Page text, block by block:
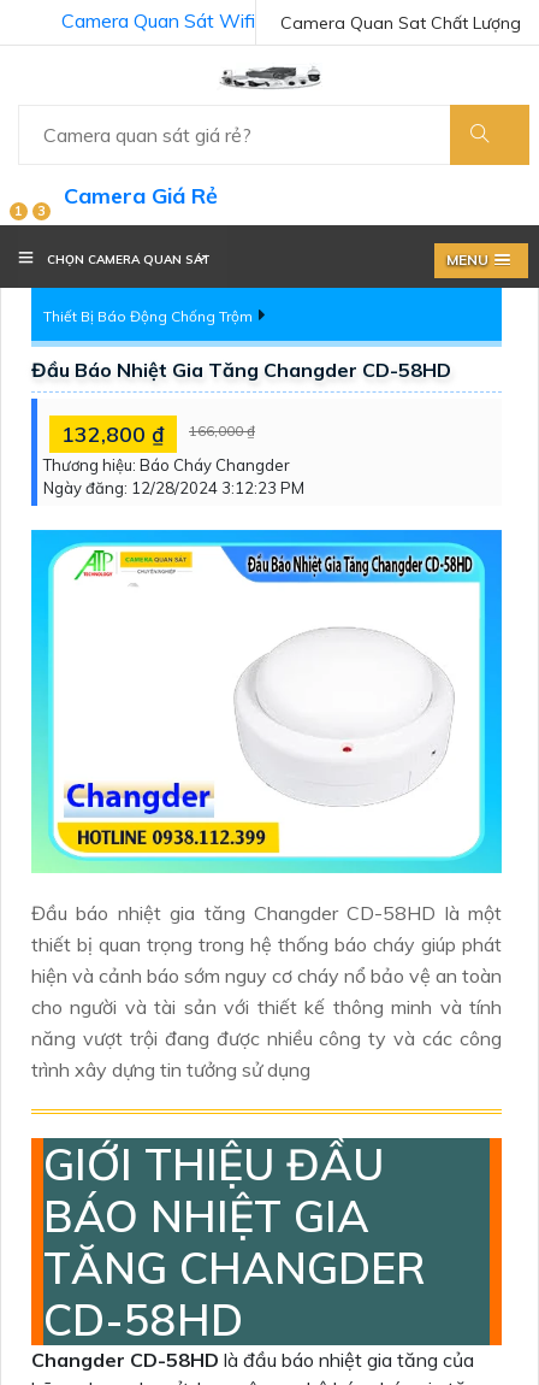
Camera Quan Sat Chất Lượng
Camera Quan Sát Wifi
1 3
Camera Giá Rẻ
CHỌN CAMERA QUAN SÁT MENU
Thiết Bị Báo Động Chống Trộm
Đầu Báo Nhiệt Gia Tăng Changder CD-58HD
132,800 ₫ 166,000 ₫
Thương hiệu: Báo Cháy Changder
Ngày đăng: 12/28/2024 3:12:23 PM
Đầu báo nhiệt gia tăng Changder CD-58HD là một
thiết bị quan trọng trong hệ thống báo cháy giúp phát
hiện và cảnh báo sớm nguy cơ cháy nổ bảo vệ an toàn
cho người và tài sản với thiết kế thông minh và tính
năng vượt trội đang được nhiều công ty và các công
trình xây dựng tin tưởng sử dụng
GIỚI THIỆU ĐẦU
BÁO NHIỆT GIA
TĂNG CHANGDER
CD-58HD
Changder CD-58HD là đầu báo nhiệt gia tăng của